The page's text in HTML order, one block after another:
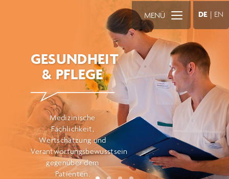
GESUNDHEIT
& PFLEGE
Medizinische
Fachlichkeit,
Wertschätzung und
Verantwortungsbewusstsein
gegenüber dem
Patienten.
DE | EN
MENÜ